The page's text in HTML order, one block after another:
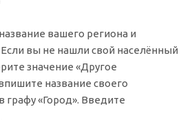
вашего региона и
Если вы не нашли свой населённый
значение «Другое
название своего
графу «Город». Введите